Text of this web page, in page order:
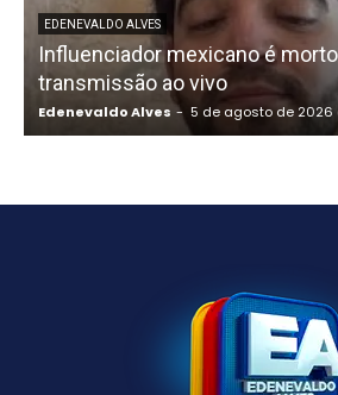
EDENEVALDO ALVES
Influenciador mexicano é
transmissão ao vivo
Edenevaldo Alves - 5 de agosto de 2026